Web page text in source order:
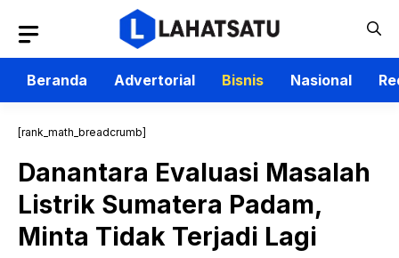
isi
Beranda
Advertorial Bisnis Nasional
[rank_math_breadcrumb]
Danantara Evaluasi Masalah
Listrik Sumatera Padam,
Minta Tidak Terjadi Lagi